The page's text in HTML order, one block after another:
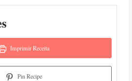
Imprimir Receita
Pin Recipe